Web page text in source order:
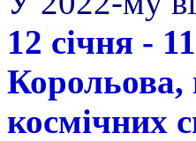
12 січня -
Корольова,
космічних